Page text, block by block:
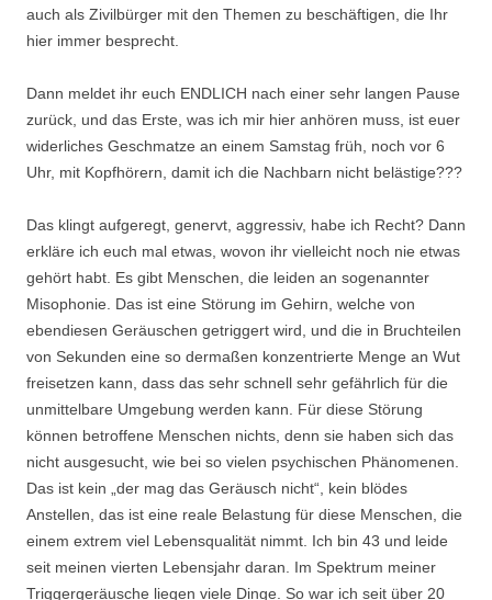
auch als Zivilbürger mit den Themen zu beschäftigen, die Ihr
hier immer besprecht.
Dann meldet ihr euch ENDLICH nach einer sehr langen Pause
zurück, und das Erste, was ich mir hier anhören muss, ist euer
widerliches Geschmatze an einem Samstag früh, noch vor 6
Uhr, mit Kopfhörern, damit ich die Nachbarn nicht belästige???
Das klingt aufgeregt, genervt, aggressiv, habe ich Recht? Dann
erkläre ich euch mal etwas, wovon ihr vielleicht noch nie etwas
gehört habt. Es gibt Menschen, die leiden an sogenannter
Misophonie. Das ist eine Störung im Gehirn, welche von
ebendiesen Geräuschen getriggert wird, und die in Bruchteilen
von Sekunden eine so dermaßen konzentrierte Menge an Wut
freisetzen kann, dass das sehr schnell sehr gefährlich für die
unmittelbare Umgebung werden kann. Für diese Störung
können betroffene Menschen nichts, denn sie haben sich das
nicht ausgesucht, wie bei so vielen psychischen Phänomenen.
Das ist kein „der mag das Geräusch nicht“, kein blödes
Anstellen, das ist eine reale Belastung für diese Menschen, die
einem extrem viel Lebensqualität nimmt. Ich bin 43 und leide
seit meinen vierten Lebensjahr daran. Im Spektrum meiner
Triggergeräusche liegen viele Dinge. So war ich seit über 20